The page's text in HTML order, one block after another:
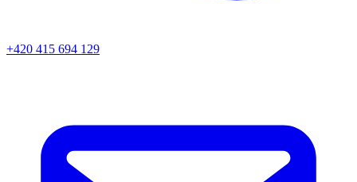
+420 415 694 129